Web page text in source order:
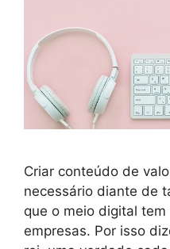
Criar conteúdo de
necessário diante de
que o meio digital
empresas. Por isso